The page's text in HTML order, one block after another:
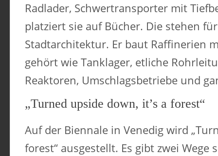
Radlader, Schwertransporter mit
platziert sie auf Bücher. Die stehen
Stadtarchitektur. Er baut Raffinerien
gehört wie Tanklager, etliche
Reaktoren, Umschlagsbetriebe und
„Turned upside down, it’s a forest“
Auf der Biennale in Venedig wird
forest“ ausgestellt. Es gibt zwei